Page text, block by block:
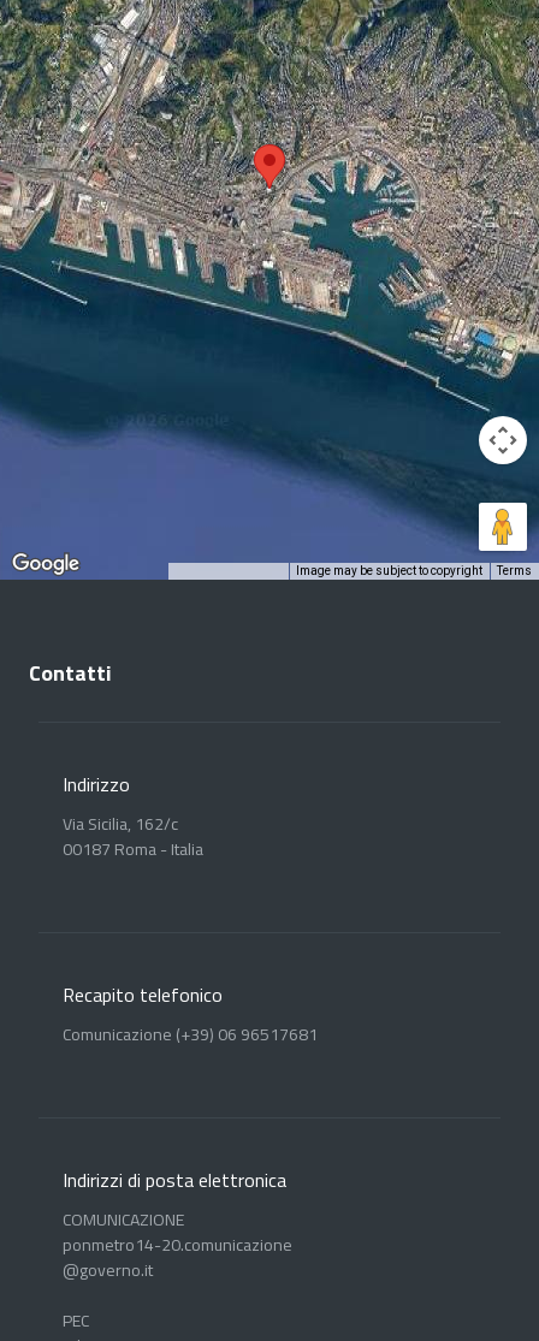
Image may be subject to copyright Terms
Contatti
Indirizzo
Via Sicilia, 162/c
00187 Roma - Italia
Recapito telefonico
Comunicazione (+39) 06 96517681
Indirizzi di posta elettronica
COMUNICAZIONE
ponmetro14-20.comunicazione
@governo.it
PEC